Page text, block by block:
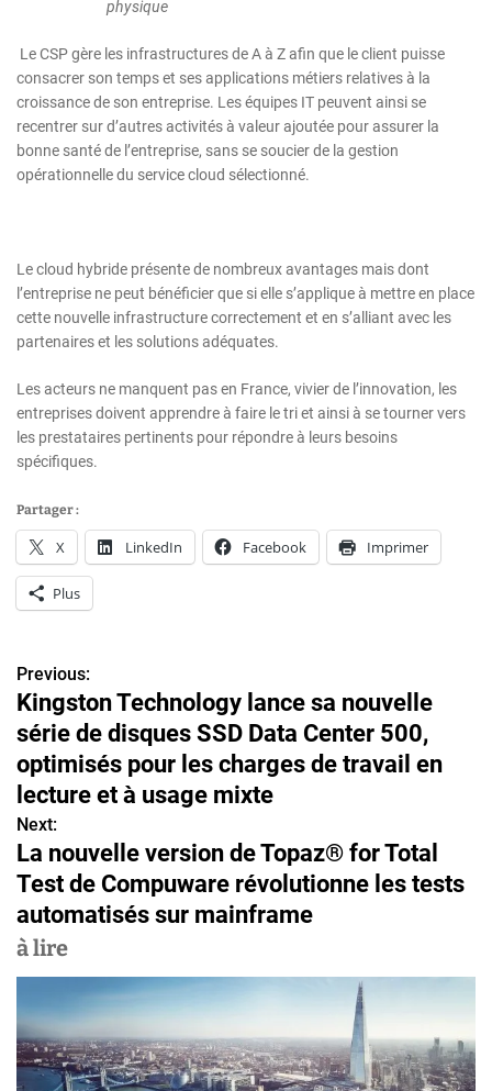
physique
Le CSP gère les infrastructures de A à Z afin que le client puisse
consacrer son temps et ses applications métiers relatives à la
croissance de son entreprise. Les équipes IT peuvent ainsi se
recentrer sur d’autres activités à valeur ajoutée pour assurer la
bonne santé de l’entreprise, sans se soucier de la gestion
opérationnelle du service cloud sélectionné.
Le cloud hybride présente de nombreux avantages mais dont
l’entreprise ne peut bénéficier que si elle s’applique à mettre en place
cette nouvelle infrastructure correctement et en s’alliant avec les
partenaires et les solutions adéquates.
Les acteurs ne manquent pas en France, vivier de l’innovation, les
entreprises doivent apprendre à faire le tri et ainsi à se tourner vers
les prestataires pertinents pour répondre à leurs besoins
spécifiques.
Partager :
X LinkedIn Facebook Imprimer
Plus
N
a
v
i
g
a
t
i
o
n
Previous:
Kingston Technology lance sa nouvelle
série de disques SSD Data Center 500,
optimisés pour les charges de travail en
lecture et à usage mixte
Next:
La nouvelle version de Topaz® for Total
Test de Compuware révolutionne les tests
automatisés sur mainframe
à lire